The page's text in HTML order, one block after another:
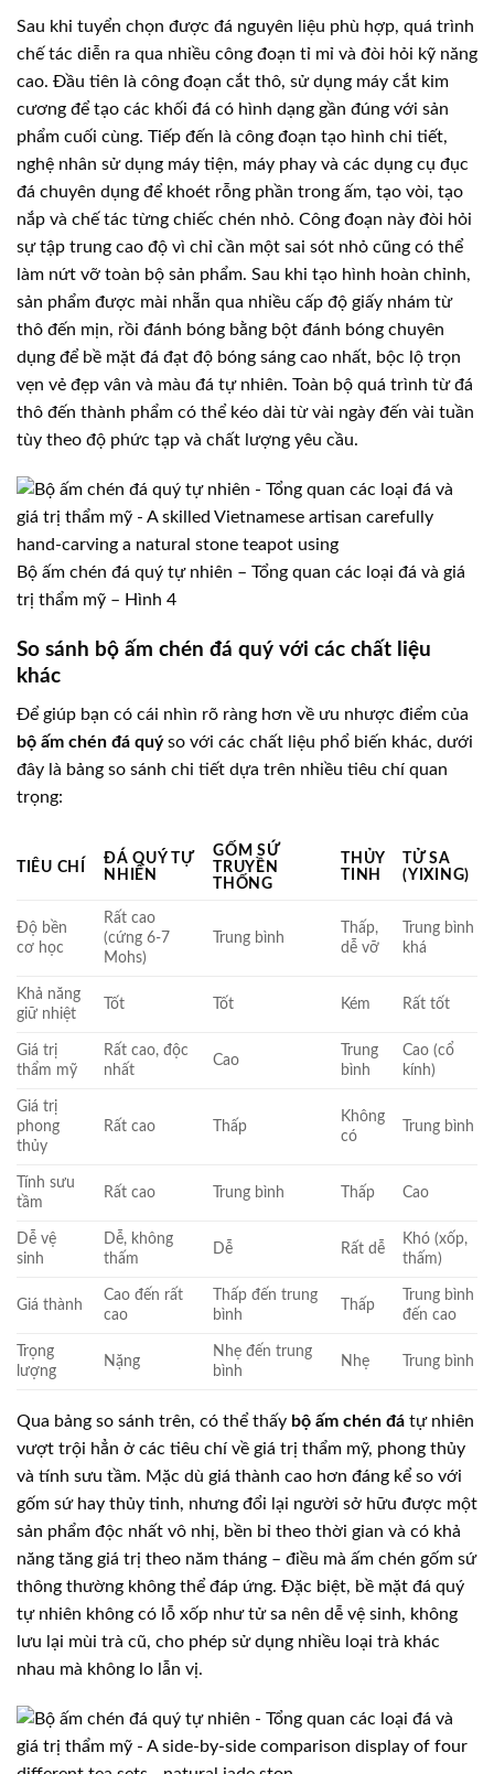
Sau khi tuyển chọn được đá nguyên liệu phù hợp, quá trình
chế tác diễn ra qua nhiều công đoạn tỉ mỉ và đòi hỏi kỹ năng
cao. Đầu tiên là công đoạn cắt thô, sử dụng máy cắt kim
cương để tạo các khối đá có hình dạng gần đúng với sản
phẩm cuối cùng. Tiếp đến là công đoạn tạo hình chi tiết,
nghệ nhân sử dụng máy tiện, máy phay và các dụng cụ đục
đá chuyên dụng để khoét rỗng phần trong ấm, tạo vòi, tạo
nắp và chế tác từng chiếc chén nhỏ. Công đoạn này đòi hỏi
sự tập trung cao độ vì chỉ cần một sai sót nhỏ cũng có thể
làm nứt vỡ toàn bộ sản phẩm. Sau khi tạo hình hoàn chỉnh,
sản phẩm được mài nhẵn qua nhiều cấp độ giấy nhám từ
thô đến mịn, rồi đánh bóng bằng bột đánh bóng chuyên
dụng để bề mặt đá đạt độ bóng sáng cao nhất, bộc lộ trọn
vẹn vẻ đẹp vân và màu đá tự nhiên. Toàn bộ quá trình từ đá
thô đến thành phẩm có thể kéo dài từ vài ngày đến vài tuần
tùy theo độ phức tạp và chất lượng yêu cầu.
Bộ ấm chén đá quý tự nhiên – Tổng quan các loại đá và giá
trị thẩm mỹ – Hình 4
So sánh bộ ấm chén đá quý với các chất liệu
khác
Để giúp bạn có cái nhìn rõ ràng hơn về ưu nhược điểm của
bộ ấm chén đá quýso với các chất liệu phổ biến khác, dưới
đây là bảng so sánh chi tiết dựa trên nhiều tiêu chí quan
trọng:
TIÊU CHÍ
ĐÁ QUÝ TỰ
NHIÊN
GỐM SỨ
TRUYỀN
THỐNG
THỦY
TINH
TỬ SA
(YIXING)
Độ bền
cơ học
Rất cao
(cứng 6-7
Mohs)
Trung bình
Thấp,
dễ vỡ
Trung bình
khá
Khả năng
giữ nhiệt
Tốt Tốt Kém Rất tốt
Giá trị
thẩm mỹ
Rất cao, độc
nhất
Cao
Trung
bình
Cao (cổ
kính)
Giá trị
phong
thủy
Rất cao Thấp
Không
có
Trung bình
Tính sưu
tầm
Rất cao Trung bình Thấp Cao
Dễ vệ
sinh
Dễ, không
thấm
Dễ Rất dễ
Khó (xốp,
thấm)
Giá thành
Cao đến rất
cao
Thấp đến trung
bình
Thấp
Trung bình
đến cao
Trọng
lượng
Nặng
Nhẹ đến trung
bình
Nhẹ Trung bình
Qua bảng so sánh trên, có thể thấy bộ ấm chén đá tự nhiên
vượt trội hẳn ở các tiêu chí về giá trị thẩm mỹ, phong thủy
và tính sưu tầm. Mặc dù giá thành cao hơn đáng kể so với
gốm sứ hay thủy tinh, nhưng đổi lại người sở hữu được một
sản phẩm độc nhất vô nhị, bền bỉ theo thời gian và có khả
năng tăng giá trị theo năm tháng – điều mà ấm chén gốm sứ
thông thường không thể đáp ứng. Đặc biệt, bề mặt đá quý
tự nhiên không có lỗ xốp như tử sa nên dễ vệ sinh, không
lưu lại mùi trà cũ, cho phép sử dụng nhiều loại trà khác
nhau mà không lo lẫn vị.